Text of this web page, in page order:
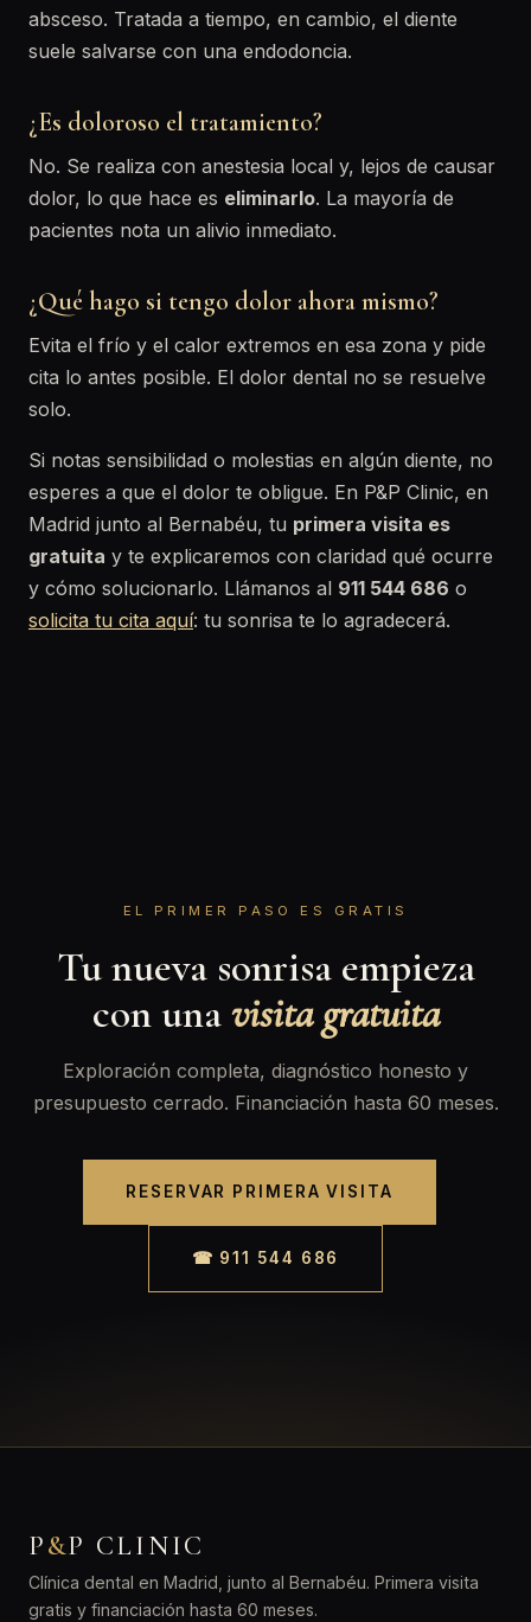
absceso. Tratada a tiempo, en cambio, el diente
suele salvarse con una endodoncia.
¿Es doloroso el tratamiento?
No. Se realiza con anestesia local y, lejos de causar
dolor, lo que hace es eliminarlo. La mayoría de
pacientes nota un alivio inmediato.
¿Qué hago si tengo dolor ahora mismo?
Evita el frío y el calor extremos en esa zona y pide
cita lo antes posible. El dolor dental no se resuelve
solo.
Si notas sensibilidad o molestias en algún diente, no
esperes a que el dolor te obligue. En P&P Clinic, en
Madrid junto al Bernabéu, tu primera visita es
gratuita y te explicaremos con claridad qué ocurre
y cómo solucionarlo. Llámanos al 911 544 686 o
solicita tu cita aquí: tu sonrisa te lo agradecerá.
EL PRIMER PASO ES GRATIS
Tu nueva sonrisa empieza
con unavisita gratuita
Exploración completa, diagnóstico honesto y
presupuesto cerrado. Financiación hasta 60 meses.
RESERVAR PRIMERA VISITA
☎ 911 544 686
P&P CLINIC
Clínica dental en Madrid, junto al Bernabéu. Primera visita
gratis y financiación hasta 60 meses.